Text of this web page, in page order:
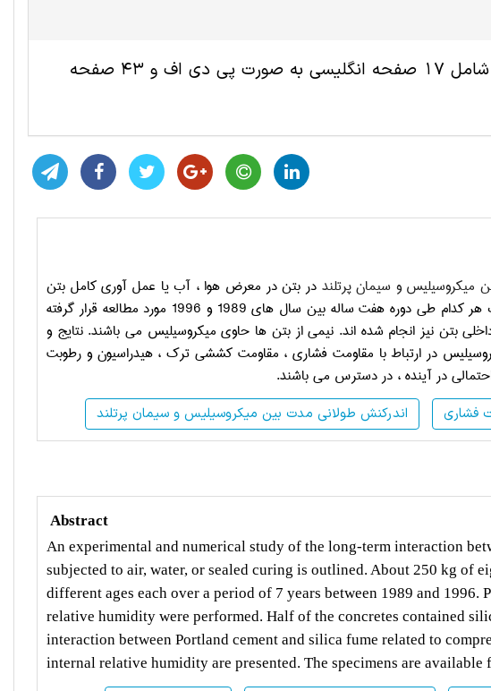
این مقاله ترجمه شده مهندسی عمران و نقشه برداری شامل 17 صفحه انگلیسی به صورت پی دی اف و 43 صفحه
میکروسیلیس و سیمان پرتلند در بتن در معرض هوا ، آب یا عمل آوری کامل بتن
از هشت نوع بتن در چهار سن متفاوت هر کدام طی دوره هفت ساله بین سال های 1989 و 1996 مورد مطالعه قرار گرفته
بتن نیز انجام شده اند. نیمی از بتن ها حاوی میکروسیلیس می باشند. نتایج و
در ارتباط با مقاومت فشاری ، مقاومت کششی ترک ، هیدراسیون و رطوبت
در آینده ، در دسترس می باشند.
اندرکنش طولانی مدت بین میکروسیلیس و سیمان پرتلند فشاری
Abstract
An experimental and numerical study of the long-term interaction
subjected to air, water, or sealed curing is outlined. About 250 kg of
different ages each over a period of 7 years between 1989 and
relative humidity were performed. Half of the concretes contained
interaction between Portland cement and silica fume related to
internal relative humidity are presented. The specimens are available